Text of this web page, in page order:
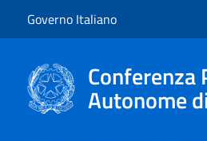
Governo Italiano
Conferenza
Autonome